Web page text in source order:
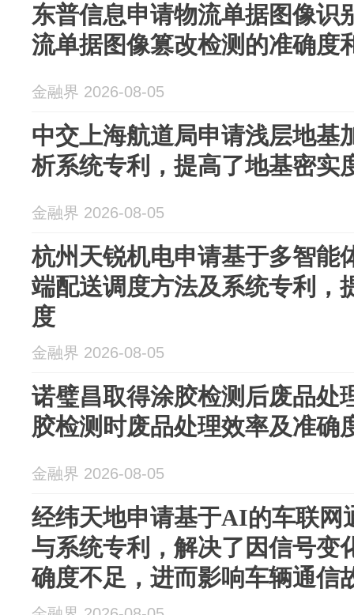
东普信息申请物流单据图像识
流单据图像篡改检测的准确度
金融界 2026-08-05
中交上海航道局申请浅层地基
析系统专利，提高了地基密实
金融界 2026-08-05
杭州天锐机电申请基于多智能
端配送调度方法及系统专利，
度
金融界 2026-08-05
诺璧昌取得涂胶检测后废品处
胶检测时废品处理效率及准确
金融界 2026-08-05
经纬天地申请基于AI的车联网
与系统专利，解决了因信号变
确度不足，进而影响车辆通信